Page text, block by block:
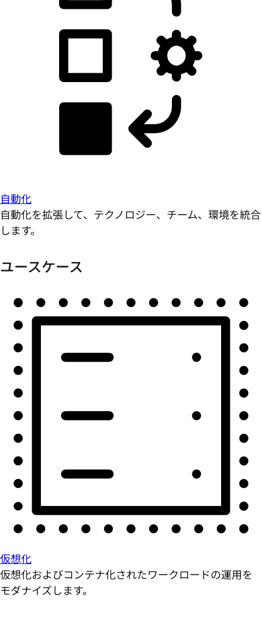
自動化
自動化を拡張して、テクノロジー、チーム、環境を統合
します。
ユースケース
仮想化
仮想化およびコンテナ化されたワークロードの運用を
モダナイズします。